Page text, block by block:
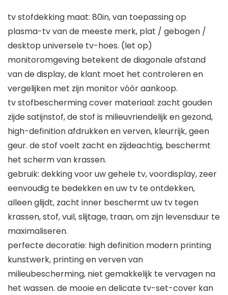
tv stofdekking maat: 80in, van toepassing op
plasma-tv van de meeste merk, plat / gebogen /
desktop universele tv-hoes. (let op)
monitoromgeving betekent de diagonale afstand
van de display, de klant moet het controleren en
vergelijken met zijn monitor vóór aankoop.
tv stofbescherming cover materiaal: zacht gouden
zijde satijnstof, de stof is milieuvriendelijk en gezond,
high-definition afdrukken en verven, kleurrijk, geen
geur. de stof voelt zacht en zijdeachtig, beschermt
het scherm van krassen.
gebruik: dekking voor uw gehele tv, voordisplay, zeer
eenvoudig te bedekken en uw tv te ontdekken,
alleen glijdt, zacht inner beschermt uw tv tegen
krassen, stof, vuil, slijtage, traan, om zijn levensduur te
maximaliseren.
perfecte decoratie: high definition modern printing
kunstwerk, printing en verven van
milieubescherming, niet gemakkelijk te vervagen na
het wassen. de mooie en delicate tv-set-cover kan